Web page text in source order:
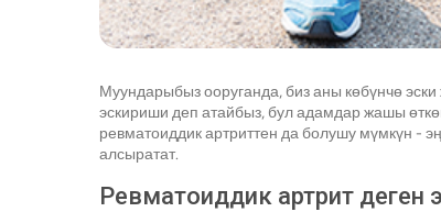
Муундарыбыз ооруганда, биз аны көбүнчө
эскириши деп атайбыз, бул адамдар жашы
ревматоиддик артриттен да болушу мүмкүн -
алсыратат.
Ревматоиддик артрит деген